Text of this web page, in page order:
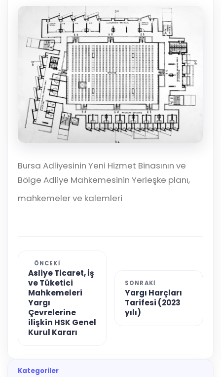
Ajanda ve
Etkinlikler
Duruşma ve görev
takvimi
Hatırlatma ve
Bildirim
Süreleri asla kaçırmayın
Finans ve Kasa
Hesap, kasa ve cari
takibi
Raporlar ve
Tek tıkla profesyonel
rapor
Tek panelde uçtan uca yönetim
UYAP & UETS entegrasyonundan finansa, hepsi bir arada.
Tüm özellikleri inceleyin Ücretsiz Başlayın
Bursa Adliyesinin Yeni Hizmet Binasının ve
Bölge Adliye Mahkemesinin Yerleşke planı,
mahkemeler ve kalemleri
ÖNCEKI
Asliye Ticaret, İş
ve Tüketici
Mahkemeleri
Yargı
Çevrelerine
ilişkin HSK Genel
Kurul Kararı
SONRAKI
Yargı Harçları
Tarifesi (2023
yılı)
Kategoriler